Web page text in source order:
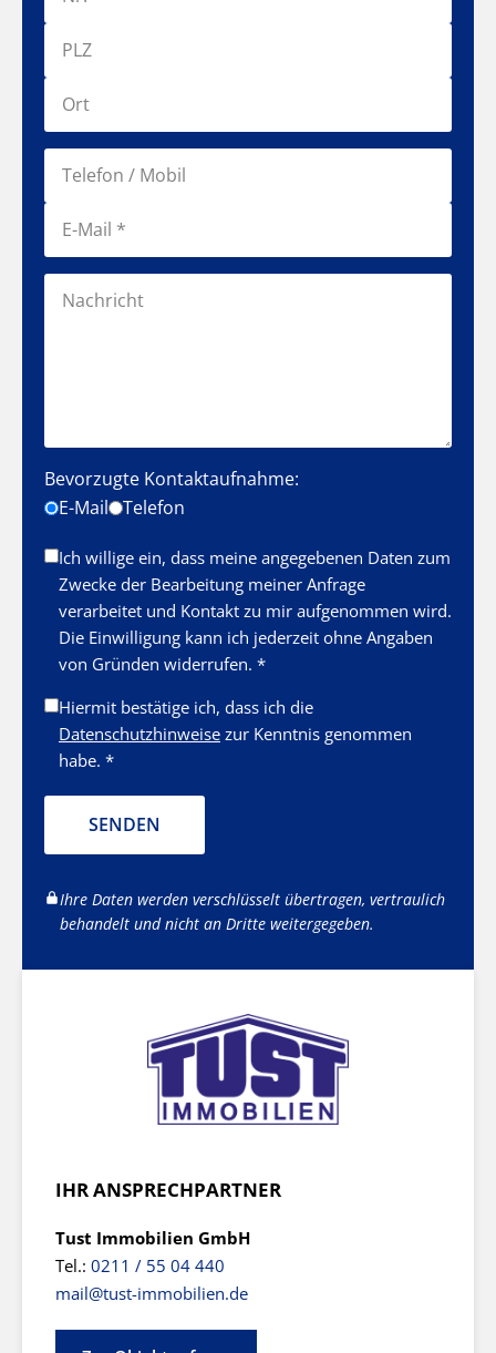
Bevorzugte Kontaktaufnahme:
E-Mail
Telefon
Ich willige ein, dass meine angegebenen Daten zum
Zwecke der Bearbeitung meiner Anfrage
verarbeitet und Kontakt zu mir aufgenommen wird.
Die Einwilligung kann ich jederzeit ohne Angaben
von Gründen widerrufen. *
Hiermit bestätige ich, dass ich die
Datenschutzhinweise zur Kenntnis genommen
habe. *
SENDEN
Ihre Daten werden verschlüsselt übertragen, vertraulich
behandelt und nicht an Dritte weitergegeben.
IHR ANSPRECHPARTNER
Tust Immobilien GmbH
Tel.: 0211 / 55 04 440
mail@tust-immobilien.de